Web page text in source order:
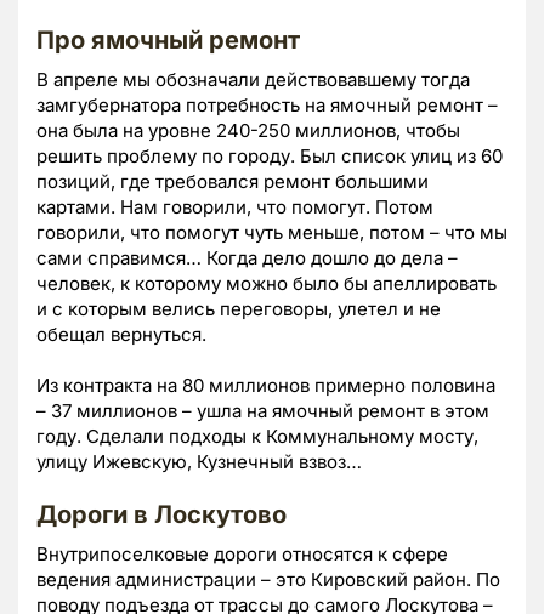
Про ямочный ремонт
В апреле мы обозначали действовавшему тогда
замгубернатора потребность на ямочный ремонт –
она была на уровне 240-250 миллионов, чтобы
решить проблему по городу. Был список улиц из 60
позиций, где требовался ремонт большими
картами. Нам говорили, что помогут. Потом
говорили, что помогут чуть меньше, потом – что мы
сами справимся… Когда дело дошло до дела –
человек, к которому можно было бы апеллировать
и с которым велись переговоры, улетел и не
обещал вернуться.
Из контракта на 80 миллионов примерно половина
– 37 миллионов – ушла на ямочный ремонт в этом
году. Сделали подходы к Коммунальному мосту,
улицу Ижевскую, Кузнечный взвоз…
Дороги в Лоскутово
Внутрипоселковые дороги относятся к сфере
ведения администрации – это Кировский район. По
поводу подъезда от трассы до самого Лоскутова –